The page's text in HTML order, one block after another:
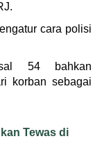
cara polisi
54 bahkan
korban sebagai
Tewas di